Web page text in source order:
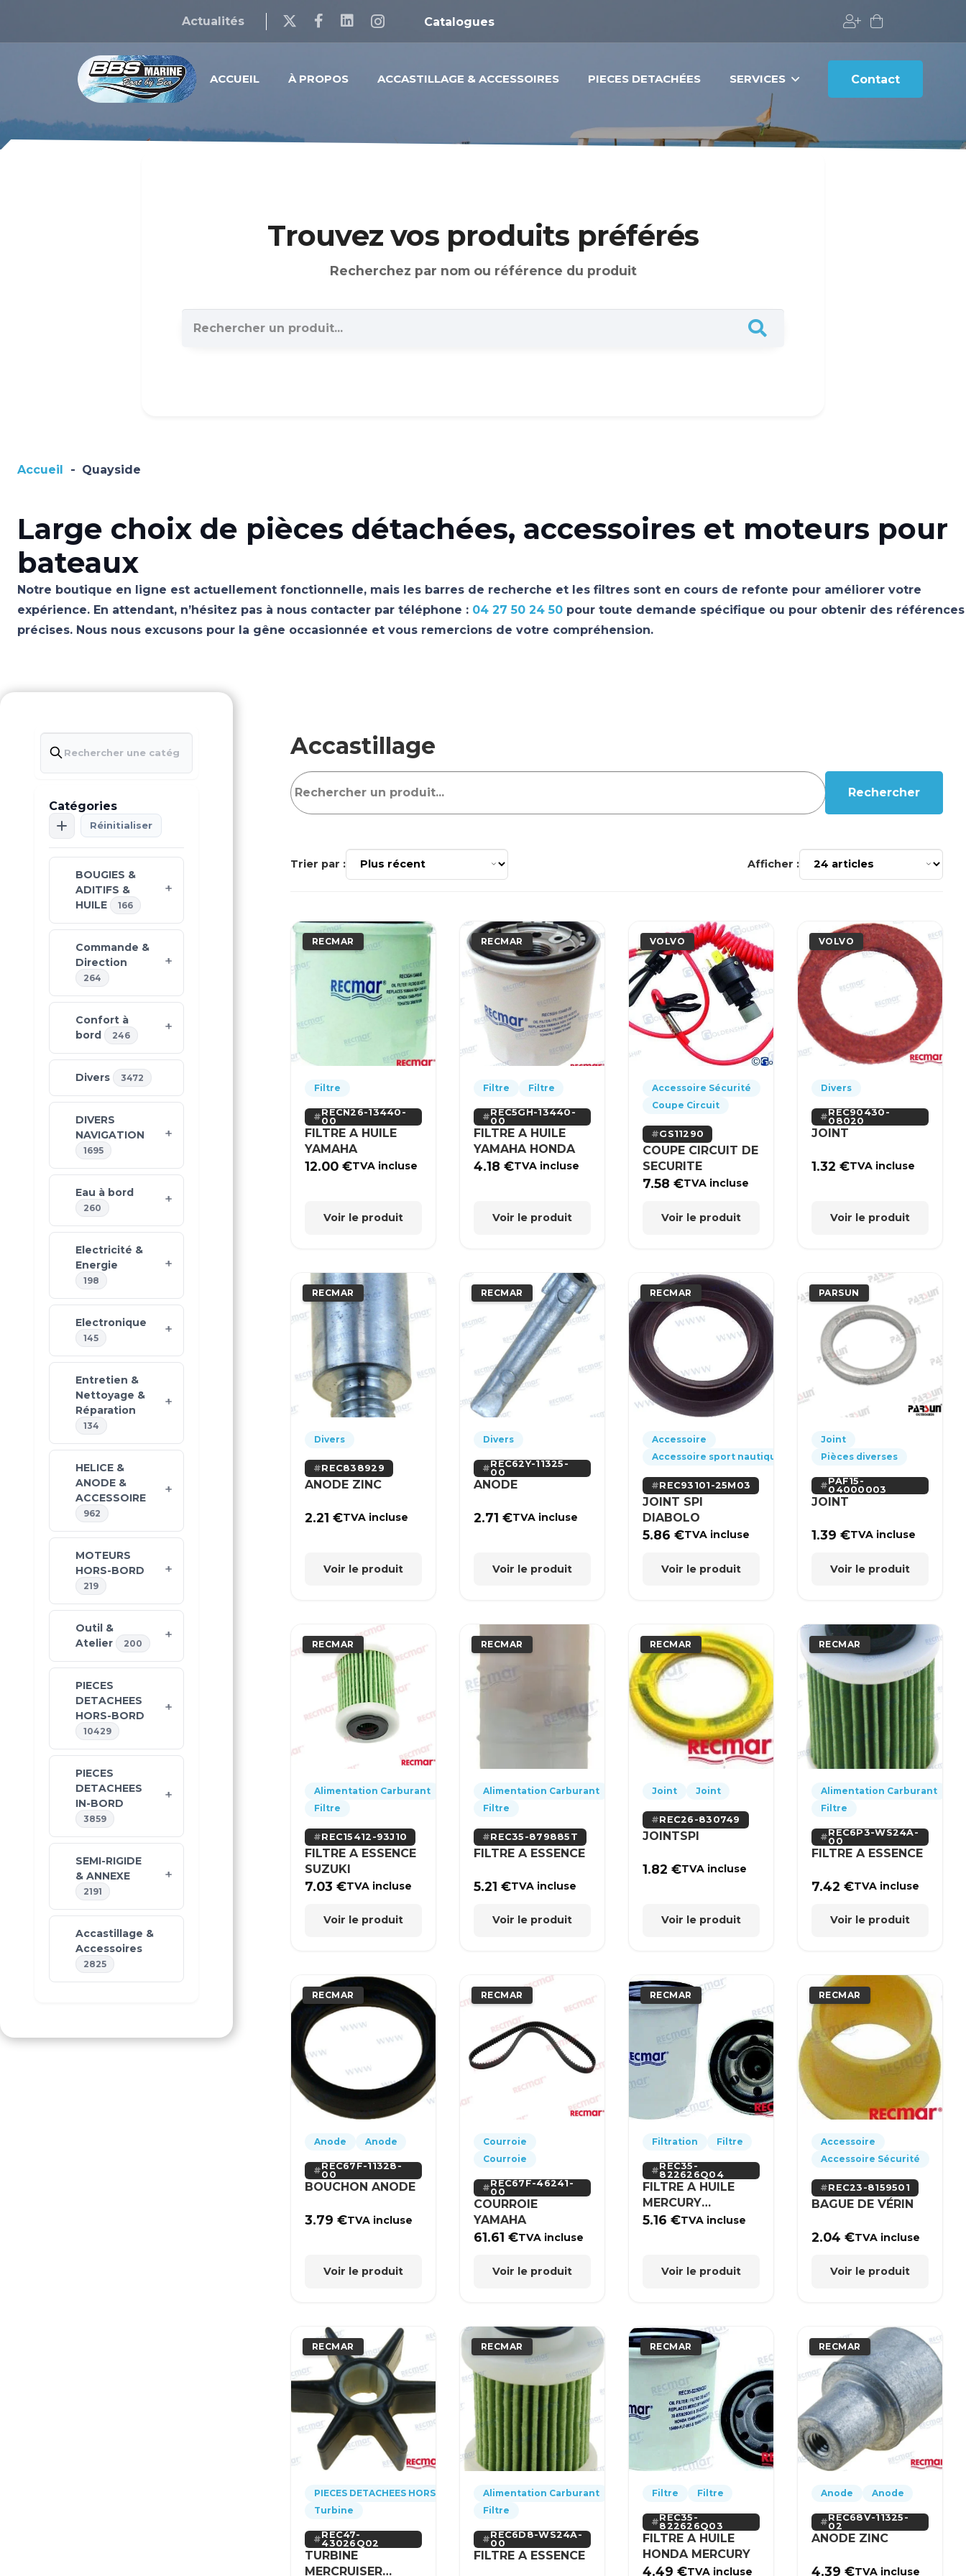
Actualités Catalogues
ACCUEIL À PROPOS ACCASTILLAGE & ACCESSOIRES PIECES DETACHÉES SERVICES Contact
Trouvez vos produits préférés
Recherchez par nom ou référence du produit
Accueil - Quayside
Large choix de pièces détachées, accessoires et moteurs pour
bateaux
Notre boutique en ligne est actuellement fonctionnelle, mais les barres de recherche et les filtres sont en cours de refonte pour améliorer votre
expérience. En attendant, n’hésitez pas à nous contacter par téléphone : 04 27 50 24 50 pour toute demande spécifique ou pour obtenir des références
précises. Nous nous excusons pour la gêne occasionnée et vous remercions de votre compréhension.
Catégories
Réinitialiser
BOUGIES &
ADITIFS &
HUILE
166
Commande &
Direction
264
Confort à
bord
246
Divers 3472
DIVERS
NAVIGATION
1695
Eau à bord
260
Electricité &
Energie
198
Electronique
145
Entretien &
Nettoyage &
Réparation
134
HELICE &
ANODE &
ACCESSOIRE
962
MOTEURS
HORS-BORD
219
Outil &
Atelier
200
PIECES
DETACHEES
HORS-BORD
10429
PIECES
DETACHEES
IN-BORD
3859
SEMI-RIGIDE
& ANNEXE
2191
Accastillage &
Accessoires
2825
Accastillage
Rechercher
Trier par : Afficher :
RECMAR
Filtre
RECN26-13440-
00
FILTRE A HUILE
YAMAHA
12.00€TVA incluse
Voir le produit
RECMAR
Filtre Filtre
REC5GH-13440-
00
FILTRE A HUILE
YAMAHA HONDA
4.18€TVA incluse
Voir le produit
VOLVO
Accessoire Sécurité
Coupe Circuit
GS11290
COUPE CIRCUIT DE
SECURITE
7.58€TVA incluse
Voir le produit
VOLVO
Divers
REC90430-
08020
JOINT
1.32€TVA incluse
Voir le produit
RECMAR
Divers
REC838929
ANODE ZINC
2.21€TVA incluse
Voir le produit
RECMAR
Divers
REC62Y-11325-
00
ANODE
2.71€TVA incluse
Voir le produit
RECMAR
Accessoire
Accessoire sport nautique
REC93101-25M03
JOINT SPI
DIABOLO
5.86€TVA incluse
Voir le produit
PARSUN
Joint
Pièces diverses
PAF15-
04000003
JOINT
1.39€TVA incluse
Voir le produit
RECMAR
Alimentation Carburant
Filtre
REC15412-93J10
FILTRE A ESSENCE
SUZUKI
7.03€TVA incluse
Voir le produit
RECMAR
Alimentation Carburant
Filtre
REC35-879885T
FILTRE A ESSENCE
5.21€TVA incluse
Voir le produit
RECMAR
Joint Joint
REC26-830749
JOINTSPI
1.82€TVA incluse
Voir le produit
RECMAR
Alimentation Carburant
Filtre
REC6P3-WS24A-
00
FILTRE A ESSENCE
7.42€TVA incluse
Voir le produit
RECMAR
Anode Anode
REC67F-11328-
00
BOUCHON ANODE
3.79€TVA incluse
Voir le produit
RECMAR
Courroie
Courroie
REC67F-46241-
00
COURROIE
YAMAHA
61.61€TVA incluse
Voir le produit
RECMAR
Filtration Filtre
REC35-
822626Q04
FILTRE A HUILE
MERCURY
MERCRUISER
5.16€TVA incluse
Voir le produit
RECMAR
Accessoire
Accessoire Sécurité
REC23-8159501
BAGUE DE VÉRIN
2.04€TVA incluse
Voir le produit
RECMAR
PIECES DETACHEES HORS-BORD
Turbine
REC47-
43026Q02
TURBINE
MERCRUISER
RECMAR
Alimentation Carburant
Filtre
REC6D8-WS24A-
00
FILTRE A ESSENCE
RECMAR
Filtre Filtre
REC35-
822626Q03
FILTRE A HUILE
HONDA MERCURY
4.49€TVA incluse
RECMAR
Anode Anode
REC68V-11325-
02
ANODE ZINC
4.39€TVA incluse